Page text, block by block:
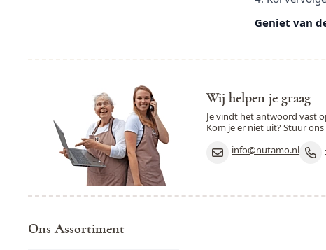
Geniet van
Wij helpen je graag
Je vindt het antwoord vast
Kom je er niet uit? Stuur
info@nutamo.nl
Ons Assortiment